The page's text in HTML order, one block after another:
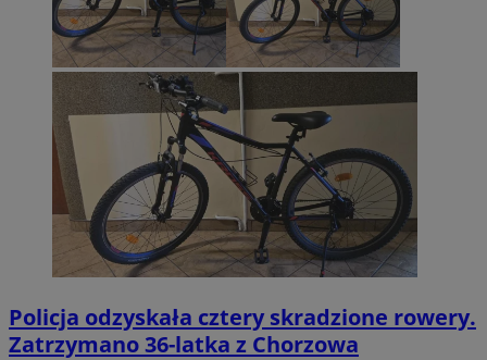
Policja odzyskała cztery skradzione rowery.
Zatrzymano 36-latka z Chorzowa